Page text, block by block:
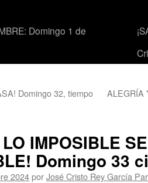
Domingo 1 de
Domingo 32, tiempo
ALEGRÍA
LO IMPOSIBLE
Domingo 33
2024porJosé Cristo Rey García